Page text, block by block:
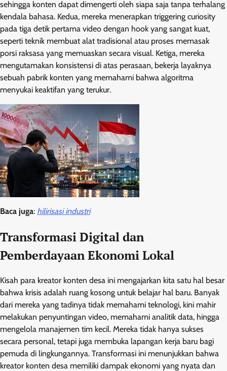
sehingga konten dapat dimengerti oleh siapa saja tanpa terhalang
kendala bahasa. Kedua, mereka menerapkan triggering curiosity
pada tiga detik pertama video dengan hook yang sangat kuat,
seperti teknik membuat alat tradisional atau proses memasak
porsi raksasa yang memuaskan secara visual. Ketiga, mereka
mengutamakan konsistensi di atas perasaan, bekerja layaknya
sebuah pabrik konten yang memahami bahwa algoritma
menyukai keaktifan yang terukur.
Baca juga: hilirisasi industri
Transformasi Digital dan
Pemberdayaan Ekonomi Lokal
Kisah para kreator konten desa ini mengajarkan kita satu hal besar
bahwa krisis adalah ruang kosong untuk belajar hal baru. Banyak
dari mereka yang tadinya tidak memahami teknologi, kini mahir
melakukan penyuntingan video, memahami analitik data, hingga
mengelola manajemen tim kecil. Mereka tidak hanya sukses
secara personal, tetapi juga membuka lapangan kerja baru bagi
pemuda di lingkungannya. Transformasi ini menunjukkan bahwa
kreator konten desa memiliki dampak ekonomi yang nyata dan